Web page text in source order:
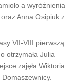
a wyróżnienia
Anna Osipiuk z
VII-VIII pierwszą
otrzymała Julia
zajęła Wiktoria